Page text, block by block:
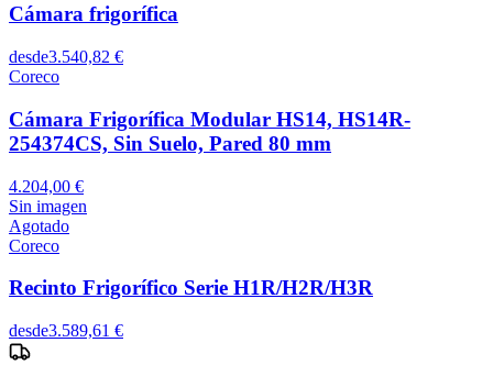
Cámara frigorífica
desde3.540,82 €
Coreco
Cámara Frigorífica Modular HS14, HS14R-
254374CS, Sin Suelo, Pared 80 mm
4.204,00 €
Sin imagen
Agotado
Coreco
Recinto Frigorífico Serie H1R/H2R/H3R
desde3.589,61 €